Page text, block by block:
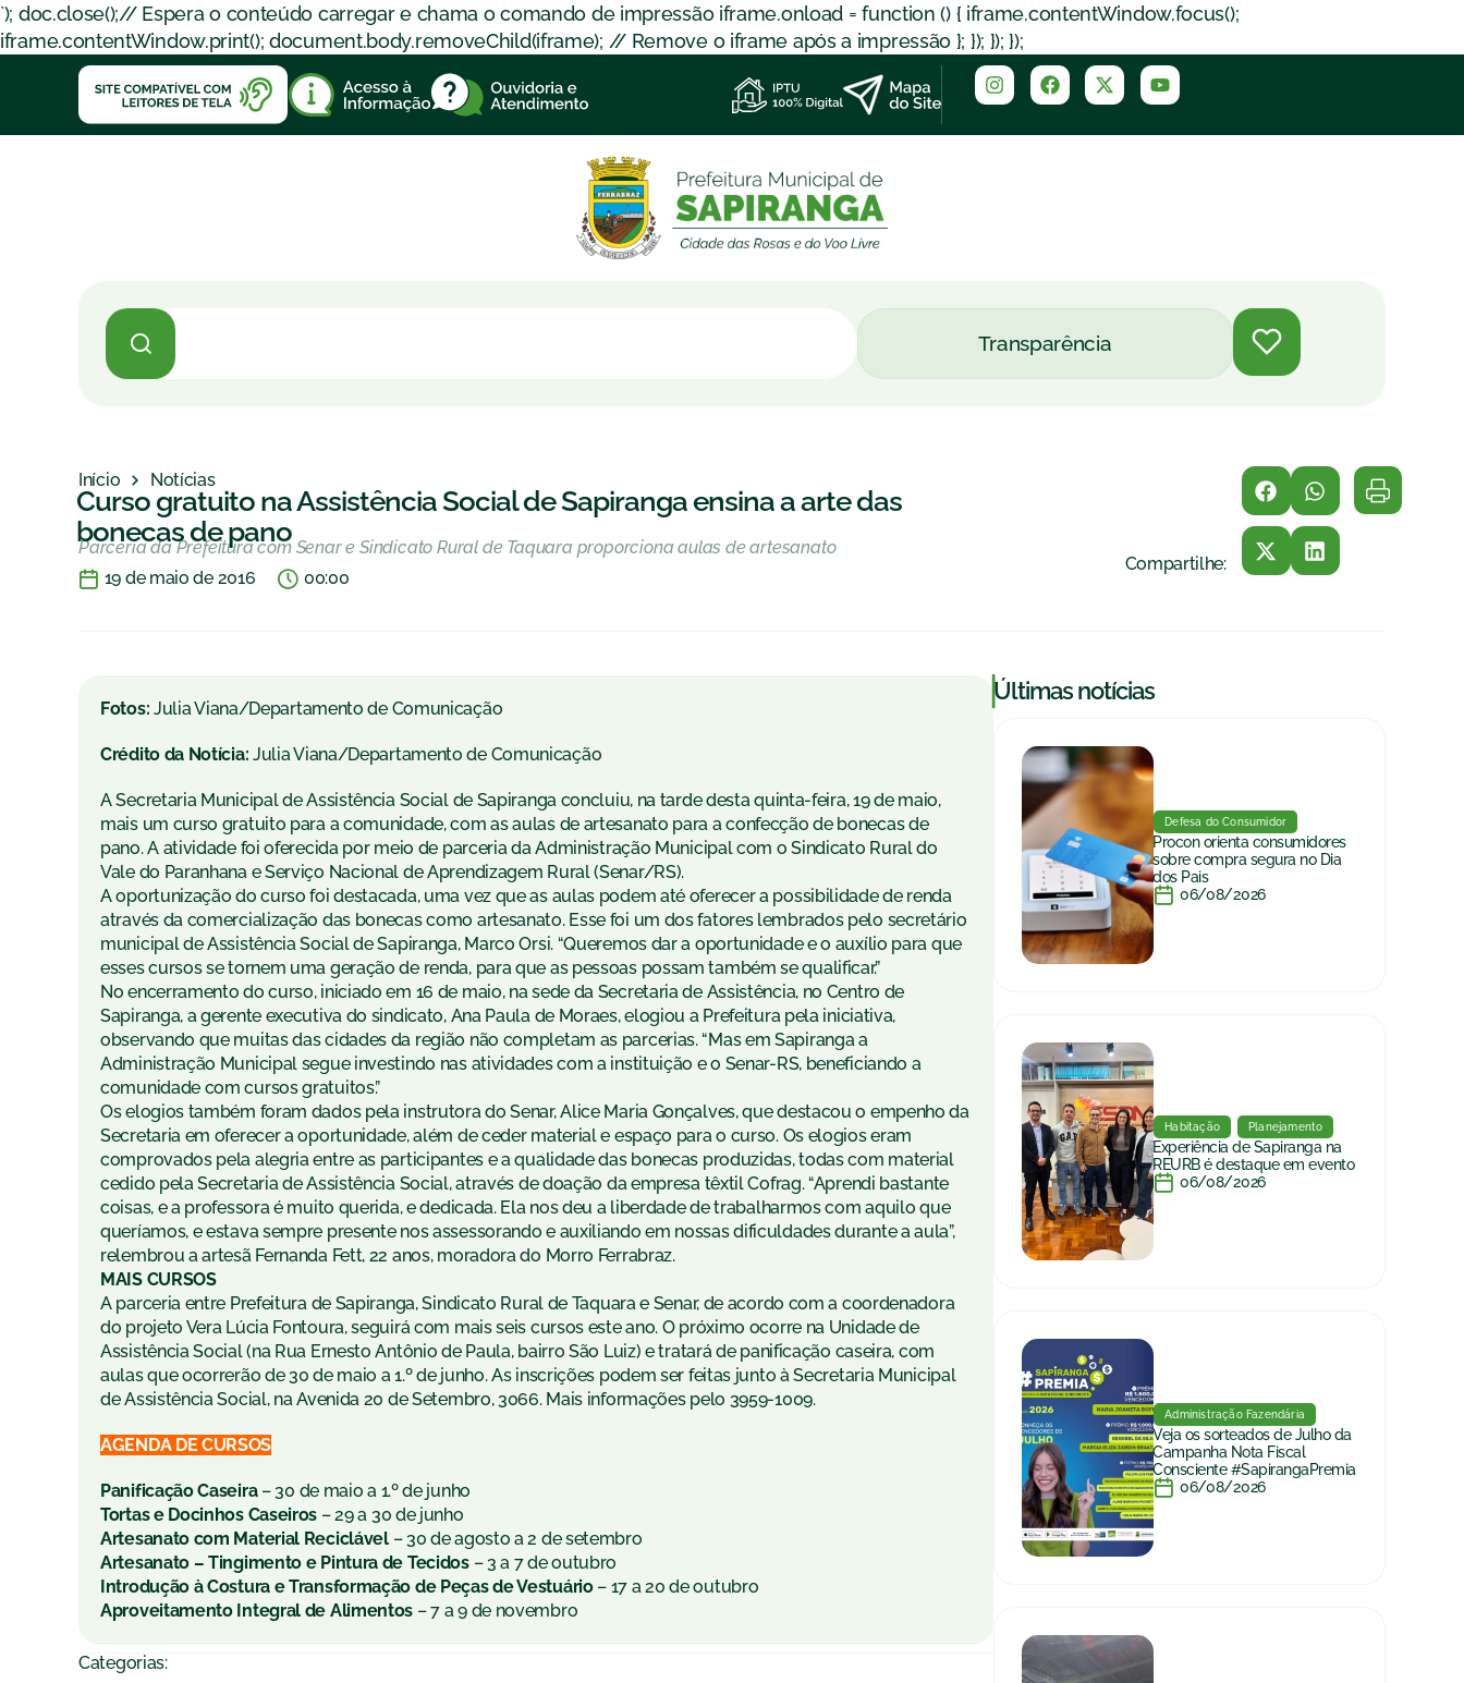
`); doc.close();// Espera o conteúdo carregar e chama o comando de impressão iframe.onload = function () { iframe.contentWindow.focus();
iframe.contentWindow.print(); document.body.removeChild(iframe); // Remove o iframe após a impressão }; }); }); });
Transparência
Início Notícias
Curso gratuito na Assistência Social de Sapiranga ensina a arte das
bonecas de pano
Parceria da Prefeitura com Senar e Sindicato Rural de Taquara proporciona aulas de artesanato
19 de maio de 2016
00:00
Compartilhe:
Fotos: Julia Viana/Departamento de Comunicação
Crédito da Notícia: Julia Viana/Departamento de Comunicação
A Secretaria Municipal de Assistência Social de Sapiranga concluiu, na tarde desta quinta-feira, 19 de maio,
mais um curso gratuito para a comunidade, com as aulas de artesanato para a confecção de bonecas de
pano. A atividade foi oferecida por meio de parceria da Administração Municipal com o Sindicato Rural do
Vale do Paranhana e Serviço Nacional de Aprendizagem Rural (Senar/RS).
A oportunização do curso foi destacada, uma vez que as aulas podem até oferecer a possibilidade de renda
através da comercialização das bonecas como artesanato. Esse foi um dos fatores lembrados pelo secretário
municipal de Assistência Social de Sapiranga, Marco Orsi. “Queremos dar a oportunidade e o auxílio para que
esses cursos se tornem uma geração de renda, para que as pessoas possam também se qualificar.”
No encerramento do curso, iniciado em 16 de maio, na sede da Secretaria de Assistência, no Centro de
Sapiranga, a gerente executiva do sindicato, Ana Paula de Moraes, elogiou a Prefeitura pela iniciativa,
observando que muitas das cidades da região não completam as parcerias. “Mas em Sapiranga a
Administração Municipal segue investindo nas atividades com a instituição e o Senar-RS, beneficiando a
comunidade com cursos gratuitos.”
Os elogios também foram dados pela instrutora do Senar, Alice Maria Gonçalves, que destacou o empenho da
Secretaria em oferecer a oportunidade, além de ceder material e espaço para o curso. Os elogios eram
comprovados pela alegria entre as participantes e a qualidade das bonecas produzidas, todas com material
cedido pela Secretaria de Assistência Social, através de doação da empresa têxtil Cofrag. “Aprendi bastante
coisas, e a professora é muito querida, e dedicada. Ela nos deu a liberdade de trabalharmos com aquilo que
queríamos, e estava sempre presente nos assessorando e auxiliando em nossas dificuldades durante a aula”,
relembrou a artesã Fernanda Fett, 22 anos, moradora do Morro Ferrabraz.
MAIS CURSOS
A parceria entre Prefeitura de Sapiranga, Sindicato Rural de Taquara e Senar, de acordo com a coordenadora
do projeto Vera Lúcia Fontoura, seguirá com mais seis cursos este ano. O próximo ocorre na Unidade de
Assistência Social (na Rua Ernesto Antônio de Paula, bairro São Luiz) e tratará de panificação caseira, com
aulas que ocorrerão de 30 de maio a 1.º de junho. As inscrições podem ser feitas junto à Secretaria Municipal
de Assistência Social, na Avenida 20 de Setembro, 3066. Mais informações pelo 3959-1009.
AGENDA DE CURSOS
Panificação Caseira– 30 de maio a 1.º de junho
Tortas e Docinhos Caseiros – 29 a 30 de junho
Artesanato com Material Reciclável– 30 de agosto a 2 de setembro
Artesanato – Tingimento e Pintura de Tecidos– 3 a 7 de outubro
Introdução à Costura e Transformação de Peças de Vestuário– 17 a 20 de outubro
Aproveitamento Integral de Alimentos – 7 a 9 de novembro
Categorias:
|Últimas notícias
Defesa do Consumidor
Procon orienta consumidores
sobre compra segura no Dia
dos Pais
06/08/2026
Habitação Planejamento
Experiência de Sapiranga na
REURB é destaque em evento
06/08/2026
Administração Fazendária
Veja os sorteados de Julho da
Campanha Nota Fiscal
Consciente #SapirangaPremia
06/08/2026